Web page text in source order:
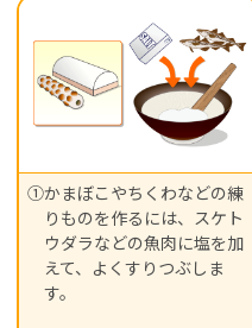
①かまぼこやちくわなどの練
りものを作るには、スケト
ウダラなどの魚肉に塩を加
えて、よくすりつぶしま
す。